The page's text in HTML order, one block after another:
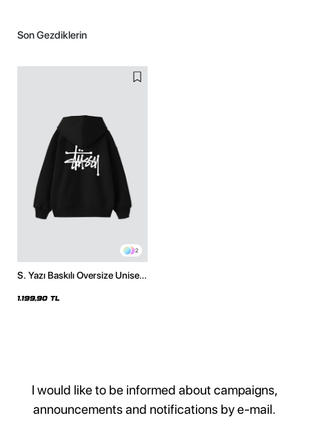
Son Gezdiklerin
2
S. Yazı Baskılı Oversize Unisex
1.199,90 TL
I would like to be informed about campaigns,
announcements and notifications by e-mail.